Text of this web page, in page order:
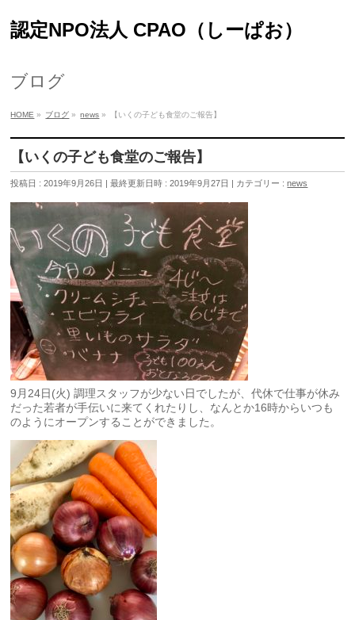
認定NPO法人 CPAO（しーぱお）
ブログ
HOME » ブログ » news » 【いくの子ども食堂のご報告】
【いくの子ども食堂のご報告】
投稿日 : 2019年9月26日 最終更新日時 : 2019年9月27日 カテゴリー :news
9月24日(火) 調理スタッフが少ない日でしたが、代休で仕事が休み
だった若者が手伝いに来てくれたりし、なんとか16時からいつも
のようにオープンすることができました。